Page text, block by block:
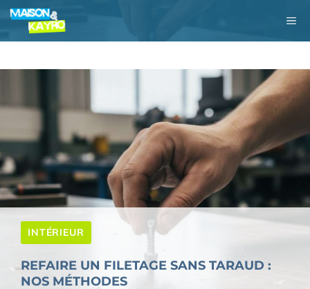
Aller
contenu
INTÉRIEUR
REFAIRE UN FILETAGE SANS TARAUD :
NOS MÉTHODES